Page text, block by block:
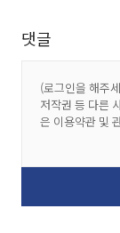
댓글